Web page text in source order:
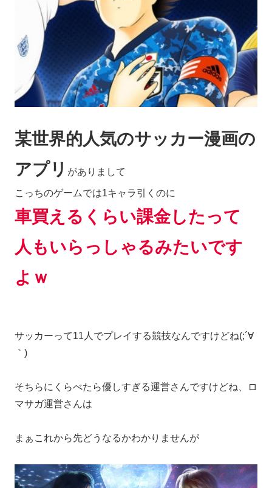
某世界的人気のサッカー漫画の
アプリ がありまして
こっちのゲームでは1キャラ引くのに
車買えるくらい課金したって
人もいらっしゃるみたいです
よｗ
サッカーって11人でプレイする競技なんですけどね(;´∀
｀)
そちらにくらべたら優しすぎる運営さんですけどね、ロ
マサガ運営さんは
まぁこれから先どうなるかわかりませんが